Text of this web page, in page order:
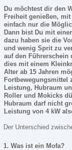
Du möchtest dir den
Freiheit genießen,
einfach nur die
Dann bist Du mit
dazu haben sie die
und wenig Sprit zu
auf den Führerschein
dies mit einem
Alter ab 15 Jahren
Fortbewegungsmittel
Leistung, Hubraum
Roller und Mokicks
Hubraum darf nicht
Leistung von 4 kW
Der Unterschied
1. Was ist ein Mofa?